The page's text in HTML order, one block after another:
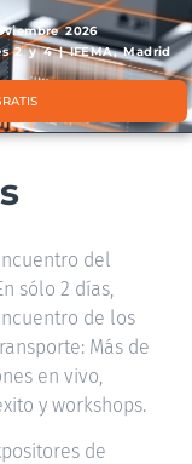
2026
2 y 4 | IFEMA, Madrid
del
sólo 2 días,
de los
Más de
en vivo,
y workshops.
de